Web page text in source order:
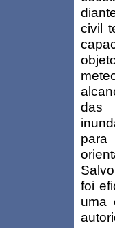
civil
das
foi
uma